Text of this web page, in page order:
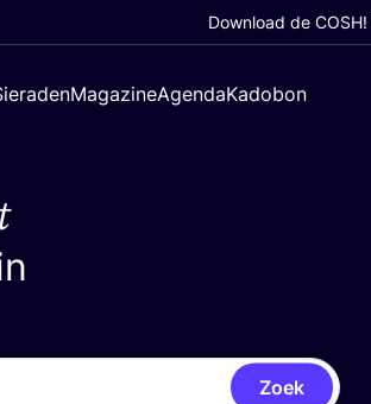
Download de
MagazineAgendaKadobon
Zoek